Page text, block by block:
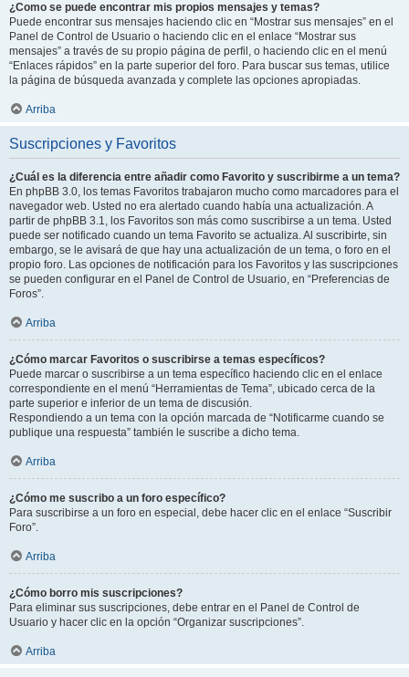
¿Como se puede encontrar mis propios mensajes y temas?
Puede encontrar sus mensajes haciendo clic en “Mostrar sus mensajes” en el
Panel de Control de Usuario o haciendo clic en el enlace “Mostrar sus
mensajes” a través de su propio página de perfil, o haciendo clic en el menú
“Enlaces rápidos” en la parte superior del foro. Para buscar sus temas, utilice
la página de búsqueda avanzada y complete las opciones apropiadas.
Arriba
Suscripciones y Favoritos
¿Cuál es la diferencia entre añadir como Favorito y suscribirme a un tema?
En phpBB 3.0, los temas Favoritos trabajaron mucho como marcadores para el
navegador web. Usted no era alertado cuando había una actualización. A
partir de phpBB 3.1, los Favoritos son más como suscribirse a un tema. Usted
puede ser notificado cuando un tema Favorito se actualiza. Al suscribirte, sin
embargo, se le avisará de que hay una actualización de un tema, o foro en el
propio foro. Las opciones de notificación para los Favoritos y las suscripciones
se pueden configurar en el Panel de Control de Usuario, en “Preferencias de
Foros”.
Arriba
¿Cómo marcar Favoritos o suscribirse a temas específicos?
Puede marcar o suscribirse a un tema específico haciendo clic en el enlace
correspondiente en el menú “Herramientas de Tema”, ubicado cerca de la
parte superior e inferior de un tema de discusión.
Respondiendo a un tema con la opción marcada de “Notificarme cuando se
publique una respuesta” también le suscribe a dicho tema.
Arriba
¿Cómo me suscribo a un foro específico?
Para suscribirse a un foro en especial, debe hacer clic en el enlace “Suscribir
Foro”.
Arriba
¿Cómo borro mis suscripciones?
Para eliminar sus suscripciones, debe entrar en el Panel de Control de
Usuario y hacer clic en la opción “Organizar suscripciones”.
Arriba